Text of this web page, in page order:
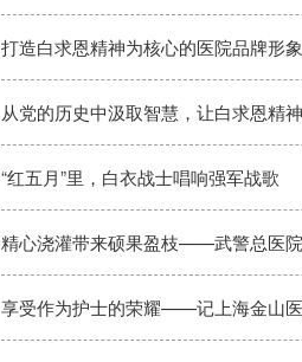
打造白求恩精神为核心的医院品牌形象
“红五月”里，白衣战士唱响强军战歌